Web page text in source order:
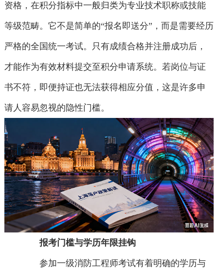
资格，在积分指标中一般归类为专业技术职称或技能
等级范畴。它不是简单的“报名即送分”，而是需要经历
严格的全国统一考试。只有成绩合格并注册成功后，
才能作为有效材料提交至积分申请系统。若岗位与证
书不符，即便持证也无法获得相应分值，这是许多申
请人容易忽视的隐性门槛。
报考门槛与学历年限挂钩
参加一级消防工程师考试有着明确的学历与